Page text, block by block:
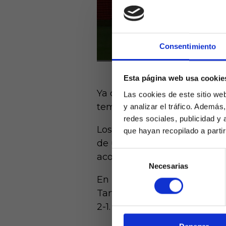
Consentimiento
Esta página web usa
Las cookies de este sitio
y analizar el tráfico.
redes sociales, publicidad y
que hayan recopilado a
Selección
consentimiento
Necesarias
mayores de
de
Ya conocemos el nombre
temporada 2024/25: RCD
Los blanquiazules
de un Eibar que partía
acompaña a Leganés y
En los partidos que se han
Tartiere, con un resultado
2-1. Igualdad máxima a